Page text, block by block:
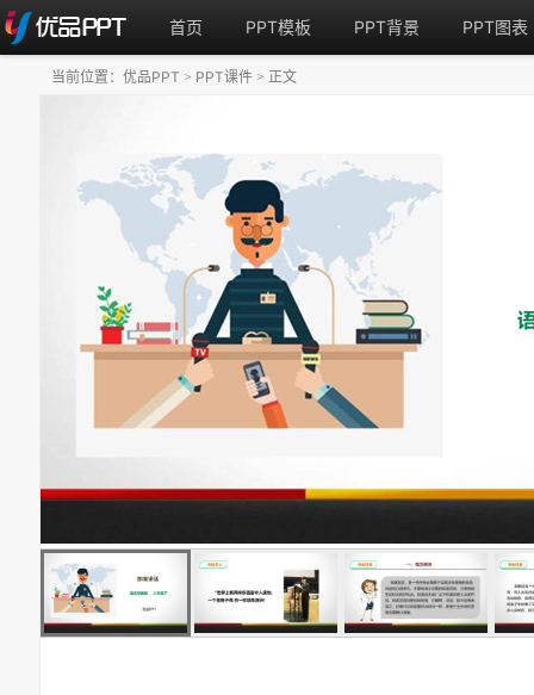
首页 PPT模板 PPT背景 PPT图表
当前位置： 优品PPT > PPT课件 > 正文